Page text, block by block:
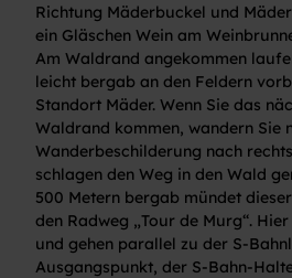
Richtung Mäderbuckel und
ein Gläschen Wein am
Am Waldrand angekommen
leicht bergab an den Feldern
Standort Mäder. Wenn Sie das
Waldrand kommen, wandern Sie
Wanderbeschilderung nach
schlagen den Weg in den Wald
500 Metern bergab mündet
den Radweg „Tour de Murg“.
und gehen parallel zu der S-
Ausgangspunkt, der S-Bahn-